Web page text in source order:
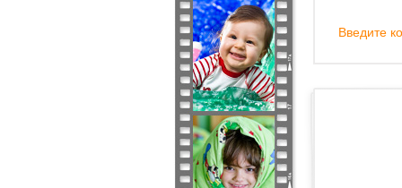
Введите